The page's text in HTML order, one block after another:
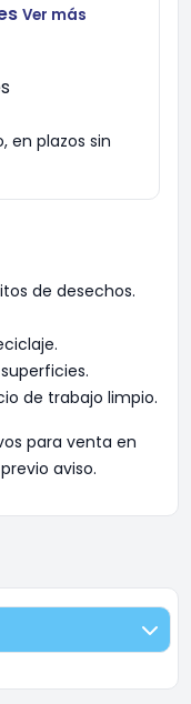
Ver más
de desechos.
de trabajo limpio.
para venta en
aviso.